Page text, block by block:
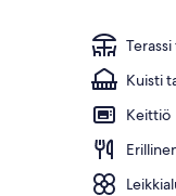
Kuisti
Keittiö